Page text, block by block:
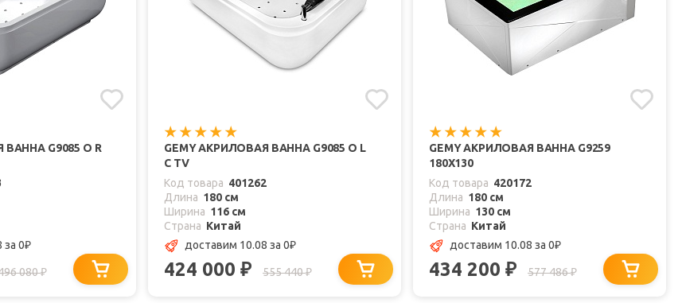
G9085 O R
за 0₽
080₽
GEMY АКРИЛОВАЯ ВАННА G9085 O L
С TV
Код товара 401262
Длина 180 см
Ширина 116 см
Страна Китай
доставим 10.08 за 0₽
424 000 ₽ 555 440₽
GEMY АКРИЛОВАЯ ВАННА G9259
180X130
Код товара 420172
Длина 180 см
Ширина 130 см
Страна Китай
доставим 10.08 за 0₽
434 200 ₽ 577 486₽